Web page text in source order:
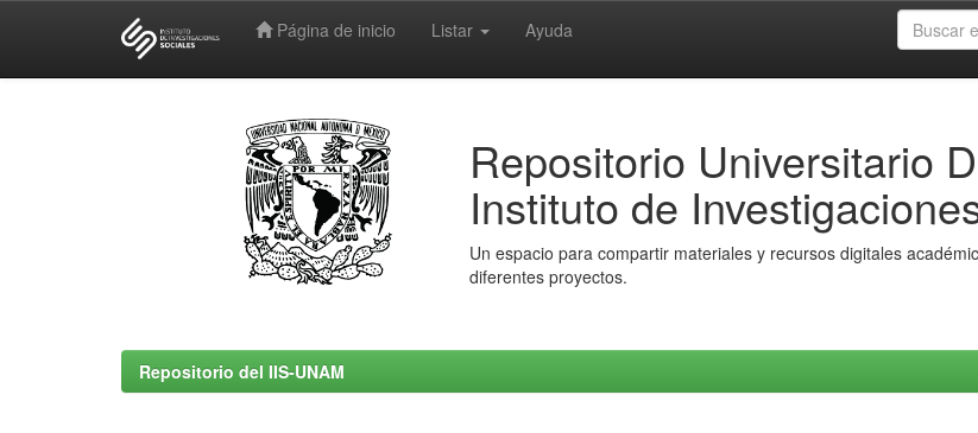
Página de inicio Listar Ayuda
Repositorio Universitario
Instituto de
Un espacio para compartir materiales y recursos digitales
diferentes proyectos.
Repositorio del IIS-UNAM